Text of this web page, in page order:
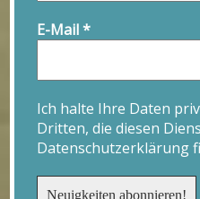
E-Mail*
Ich halte Ihre Daten
Dritten, die diesen
Datenschutzerklärung